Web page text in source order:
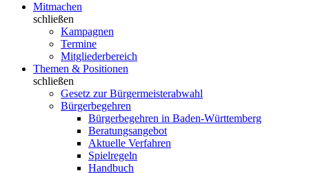
Mitmachen
schließen
Kampagnen
Termine
Mitgliederbereich
Themen & Positionen
schließen
Gesetz zur Bürgermeisterabwahl
Bürgerbegehren
Bürgerbegehren in Baden-Württemberg
Beratungsangebot
Aktuelle Verfahren
Spielregeln
Handbuch